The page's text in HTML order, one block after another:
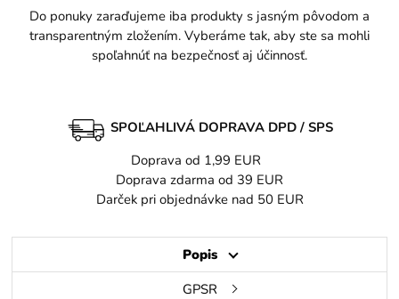
Do ponuky zaraďujeme iba produkty s jasným pôvodom a
transparentným zložením. Vyberáme tak, aby ste sa mohli
spoľahnúť na bezpečnosť aj účinnosť.
SPOĽAHLIVÁ DOPRAVA DPD / SPS
Doprava od 1,99 EUR
Doprava zdarma od 39 EUR
Darček pri objednávke nad 50 EUR
Popis
GPSR